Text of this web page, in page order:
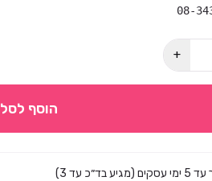
08-
+
הוסף לסל
בד״כ עד 3)